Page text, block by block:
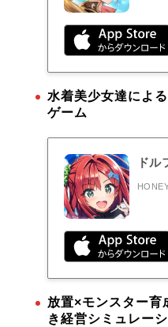
水着美少女達によ
ゲーム
ドル
放置×モンスター
き経営シミュレー